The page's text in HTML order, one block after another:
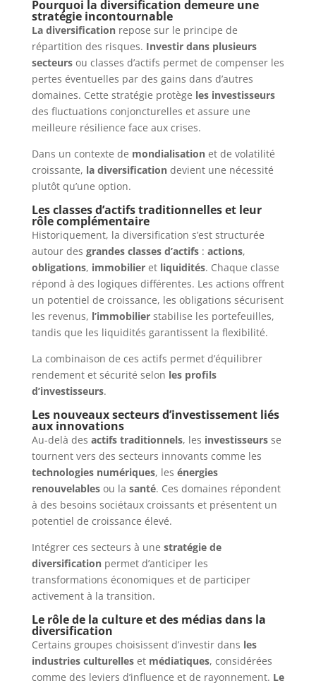
Pourquoi la diversification demeure une
stratégie incontournable
La diversificationrepose sur le principe de
répartition des risques. Investir dans plusieurs
secteursou classes d’actifs permet de compenser les
pertes éventuelles par des gains dans d’autres
domaines. Cette stratégie protège les investisseurs
des fluctuations conjoncturelles et assure une
meilleure résilience face aux crises.
Dans un contexte de mondialisationet de volatilité
croissante, la diversificationdevient une nécessité
plutôt qu’une option.
Les classes d’actifs traditionnelles et leur
rôle complémentaire
Historiquement, la diversification s’est structurée
autour des grandes classes d’actifs: actions,
obligations, immobilieret liquidités. Chaque classe
répond à des logiques différentes. Les actions offrent
un potentiel de croissance, les obligations sécurisent
les revenus, l’immobilierstabilise les portefeuilles,
tandis que les liquidités garantissent la flexibilité.
La combinaison de ces actifs permet d’équilibrer
rendement et sécurité selon les profils
d’investisseurs.
Les nouveaux secteurs d’investissement liés
aux innovations
Au-delà des actifs traditionnels, les investisseursse
tournent vers des secteurs innovants comme les
technologies numériques, les énergies
renouvelablesou la santé. Ces domaines répondent
à des besoins sociétaux croissants et présentent un
potentiel de croissance élevé.
Intégrer ces secteurs à une stratégie de
diversificationpermet d’anticiper les
transformations économiques et de participer
activement à la transition.
Le rôle de la culture et des médias dans la
diversification
Certains groupes choisissent d’investir dans les
industries culturelleset médiatiques, considérées
comme des leviers d’influence et de rayonnement. Le